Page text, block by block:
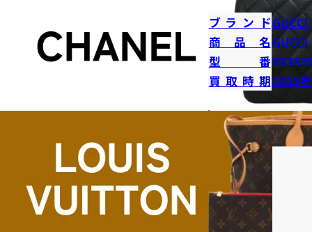
ブランドGUCCI
商品名
型番
買取時期2025